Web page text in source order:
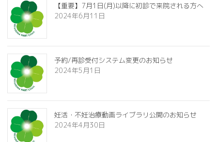
【重要】7月1日(月)以降に初診で来院される方へ
2024年6月11日
予約/再診受付システム変更のお知らせ
2024年5月1日
妊活・不妊治療動画ライブラリ公開のお知らせ
2024年4月30日